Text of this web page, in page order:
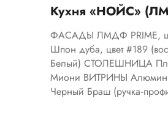
Кухня «НОЙС»
ФАСАДЫ ЛМДФ PRIME,
Шпон дуба, цвет #189
Белый) СТОЛЕШНИЦА
Миони ВИТРИНЫ
Черный Браш (ручка -